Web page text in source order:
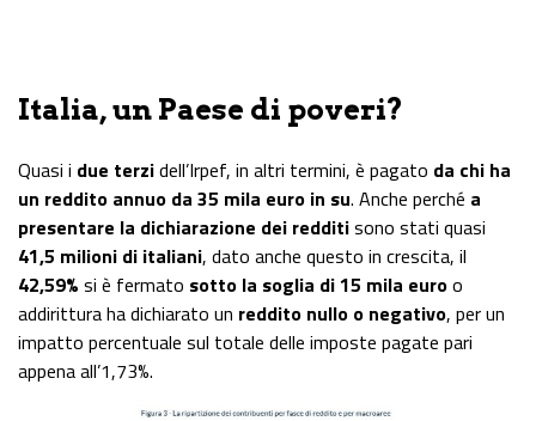
Italia, un Paese di poveri?
Quasi i due terzidell’Irpef, in altri termini, è pagato da chi ha
un reddito annuo da 35 mila euro in su. Anche perché a
presentare la dichiarazione dei redditisono stati quasi
41,5 milioni di italiani, dato anche questo in crescita, il
42,59% si è fermato sotto la soglia di 15 mila euroo
addirittura ha dichiarato un reddito nullo o negativo, per un
impatto percentuale sul totale delle imposte pagate pari
appena all’1,73%.